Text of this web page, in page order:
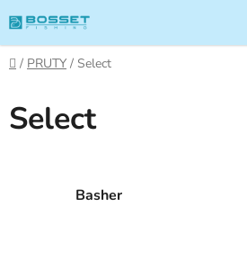
na
obsah
Domů
/ PRUTY / Select
Select
Basher